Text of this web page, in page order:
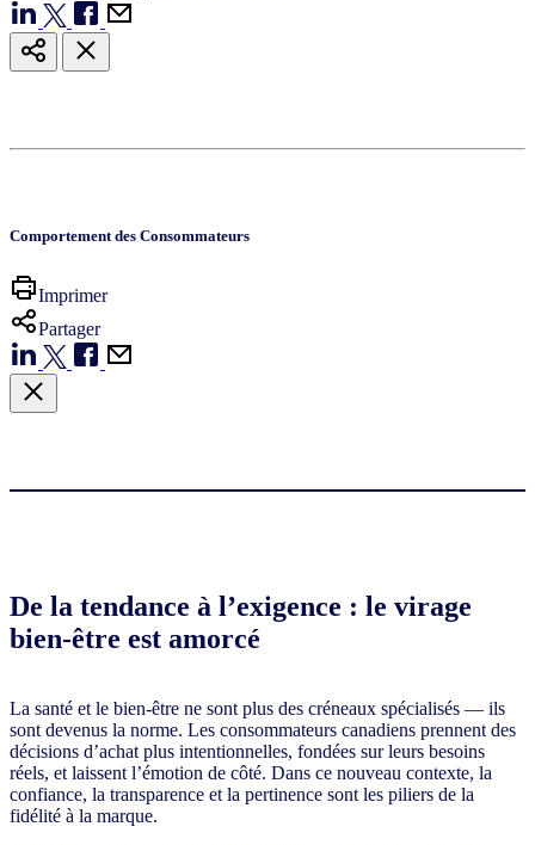
Comportement des Consommateurs
Imprimer
Partager
De la tendance à l’exigence : le virage
bien-être est amorcé
La santé et le bien-être ne sont plus des créneaux spécialisés — ils
sont devenus la norme. Les consommateurs canadiens prennent des
décisions d’achat plus intentionnelles, fondées sur leurs besoins
réels, et laissent l’émotion de côté. Dans ce nouveau contexte, la
confiance, la transparence et la pertinence sont les piliers de la
fidélité à la marque.